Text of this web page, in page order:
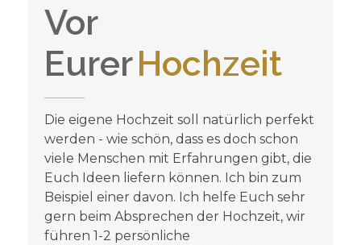
Vor
EurerHochzeit
Die eigene Hochzeit soll natürlich perfekt
werden - wie schön, dass es doch schon
viele Menschen mit Erfahrungen gibt, die
Euch Ideen liefern können. Ich bin zum
Beispiel einer davon. Ich helfe Euch sehr
gern beim Absprechen der Hochzeit, wir
führen 1-2 persönliche